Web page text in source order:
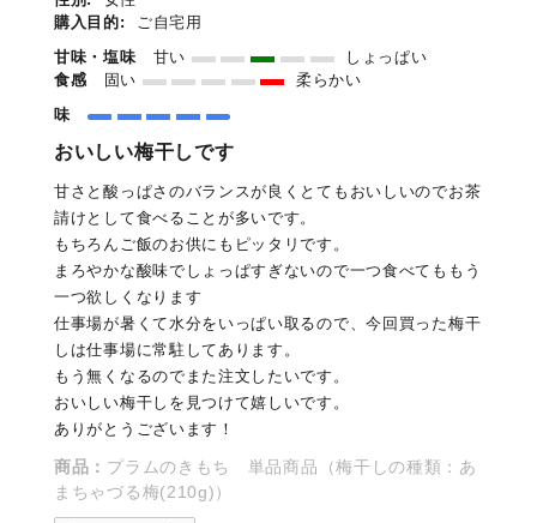
購入目的:
ご自宅用
甘味・塩味
甘い
しょっぱい
食感
固い
柔らかい
味
おいしい梅干しです
甘さと酸っぱさのバランスが良くとてもおいしいのでお茶
請けとして食べることが多いです。
もちろんご飯のお供にもピッタリです。
まろやかな酸味でしょっぱすぎないので一つ食べてももう
一つ欲しくなります
仕事場が暑くて水分をいっぱい取るので、今回買った梅干
しは仕事場に常駐してあります。
もう無くなるのでまた注文したいです。
おいしい梅干しを見つけて嬉しいです。
ありがとうございます！
商品： プラムのきもち 単品商品（梅干しの種類：あ
まちゃづる梅(210g)）